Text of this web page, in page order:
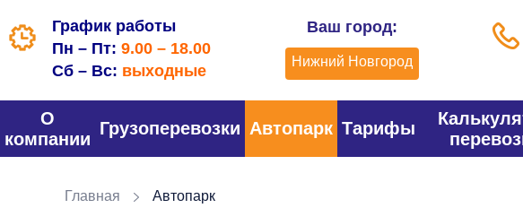
График работы
Пн – Пт: 9.00 – 18.00
Сб – Вс: выходные
Ваш город:
Нижний Новгород
О
компании
Грузоперевозки Автопарк Тарифы
Главная Автопарк